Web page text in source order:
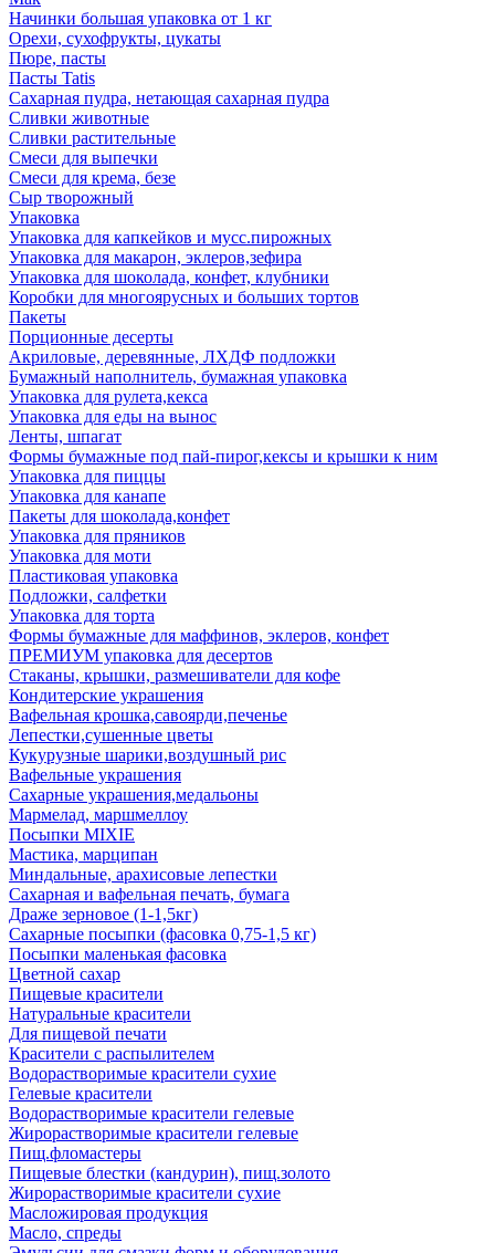
Начинки большая упаковка от 1 кг
Орехи, сухофрукты, цукаты
Пюре, пасты
Пасты Tatis
Сахарная пудра, нетающая сахарная пудра
Сливки животные
Сливки растительные
Смеси для выпечки
Смеси для крема, безе
Сыр творожный
Упаковка
Упаковка для капкейков и мусс.пирожных
Упаковка для макарон, эклеров,зефира
Упаковка для шоколада, конфет, клубники
Коробки для многоярусных и больших тортов
Пакеты
Порционные десерты
Акриловые, деревянные, ЛХДФ подложки
Бумажный наполнитель, бумажная упаковка
Упаковка для рулета,кекса
Упаковка для еды на вынос
Ленты, шпагат
Формы бумажные под пай-пирог,кексы и крышки к ним
Упаковка для пиццы
Упаковка для канапе
Пакеты для шоколада,конфет
Упаковка для пряников
Упаковка для моти
Пластиковая упаковка
Подложки, салфетки
Упаковка для торта
Формы бумажные для маффинов, эклеров, конфет
ПРЕМИУМ упаковка для десертов
Стаканы, крышки, размешиватели для кофе
Кондитерские украшения
Вафельная крошка,савоярди,печенье
Лепестки,сушенные цветы
Кукурузные шарики,воздушный рис
Вафельные украшения
Сахарные украшения,медальоны
Мармелад, маршмеллоу
Посыпки MIXIE
Мастика, марципан
Миндальные, арахисовые лепестки
Сахарная и вафельная печать, бумага
Драже зерновое (1-1,5кг)
Сахарные посыпки (фасовка 0,75-1,5 кг)
Посыпки маленькая фасовка
Цветной сахар
Пищевые красители
Натуральные красители
Для пищевой печати
Красители с распылителем
Водорастворимые красители сухие
Гелевые красители
Водорастворимые красители гелевые
Жирорастворимые красители гелевые
Пищ.фломастеры
Пищевые блестки (кандурин), пищ.золото
Жирорастворимые красители сухие
Масложировая продукция
Масло, спреды